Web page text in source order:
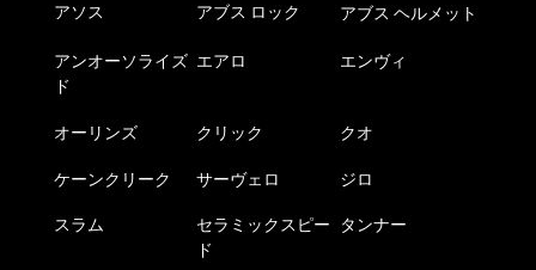
アソス アブス ロック アブス ヘルメット
アンオーソライズ
ド
エアロ エンヴィ
オーリンズ クリック クオ
ケーンクリーク サーヴェロ ジロ
スラム
セラミックスピー
ド
タンナー